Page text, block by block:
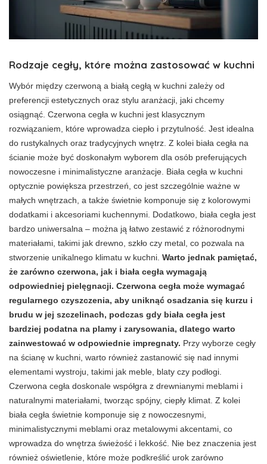
Rodzaje cegły, które można zastosować w kuchni
Wybór między czerwoną a białą cegłą w kuchni zależy od
preferencji estetycznych oraz stylu aranżacji, jaki chcemy
osiągnąć. Czerwona cegła w kuchni jest klasycznym
rozwiązaniem, które wprowadza ciepło i przytulność. Jest idealna
do rustykalnych oraz tradycyjnych wnętrz. Z kolei biała cegła na
ścianie może być doskonałym wyborem dla osób preferujących
nowoczesne i minimalistyczne aranżacje. Biała cegła w kuchni
optycznie powiększa przestrzeń, co jest szczególnie ważne w
małych wnętrzach, a także świetnie komponuje się z kolorowymi
dodatkami i akcesoriami kuchennymi. Dodatkowo, biała cegła jest
bardzo uniwersalna – można ją łatwo zestawić z różnorodnymi
materiałami, takimi jak drewno, szkło czy metal, co pozwala na
stworzenie unikalnego klimatu w kuchni. Warto jednak pamiętać,
że zarówno czerwona, jak i biała cegła wymagają
odpowiedniej pielęgnacji. Czerwona cegła może wymagać
regularnego czyszczenia, aby uniknąć osadzania się kurzu i
brudu w jej szczelinach, podczas gdy biała cegła jest
bardziej podatna na plamy i zarysowania, dlatego warto
zainwestować w odpowiednie impregnaty. Przy wyborze cegły
na ścianę w kuchni, warto również zastanowić się nad innymi
elementami wystroju, takimi jak meble, blaty czy podłogi.
Czerwona cegła doskonale współgra z drewnianymi meblami i
naturalnymi materiałami, tworząc spójny, ciepły klimat. Z kolei
biała cegła świetnie komponuje się z nowoczesnymi,
minimalistycznymi meblami oraz metalowymi akcentami, co
wprowadza do wnętrza świeżość i lekkość. Nie bez znaczenia jest
również oświetlenie, które może podkreślić urok zarówno